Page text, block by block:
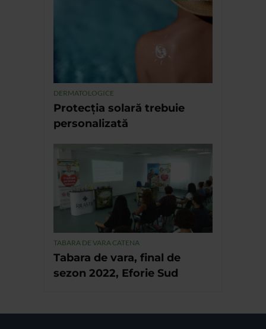
DERMATOLOGICE
Protecția solară trebuie
personalizată
TABARA DE VARA CATENA
Tabara de vara, final de
sezon 2022, Eforie Sud